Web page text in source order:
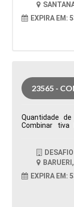
EXPIRA EM:
23565 -
Quantidade
Combinar tiva
áreas
requisições
negociação
além da
de
redução de
compra,
divergências
EXPIRA EM: